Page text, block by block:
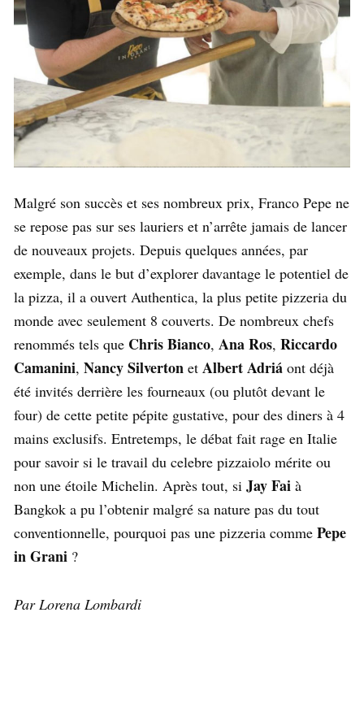
Malgré son succès et ses nombreux prix, Franco Pepe ne
se repose pas sur ses lauriers et n’arrête jamais de lancer
de nouveaux projets. Depuis quelques années, par
exemple, dans le but d’explorer davantage le potentiel de
la pizza, il a ouvert Authentica, la plus petite pizzeria du
monde avec seulement 8 couverts. De nombreux chefs
renommés tels que Chris Bianco, Ana Ros, Riccardo
Camanini, Nancy Silverton et Albert Adriá ont déjà
été invités derrière les fourneaux (ou plutôt devant le
four) de cette petite pépite gustative, pour des diners à 4
mains exclusifs. Entretemps, le débat fait rage en Italie
pour savoir si le travail du celebre pizzaiolo mérite ou
non une étoile Michelin. Après tout, si Jay Fai à
Bangkok a pu l’obtenir malgré sa nature pas du tout
conventionnelle, pourquoi pas une pizzeria comme Pepe
in Grani ?
Par Lorena Lombardi